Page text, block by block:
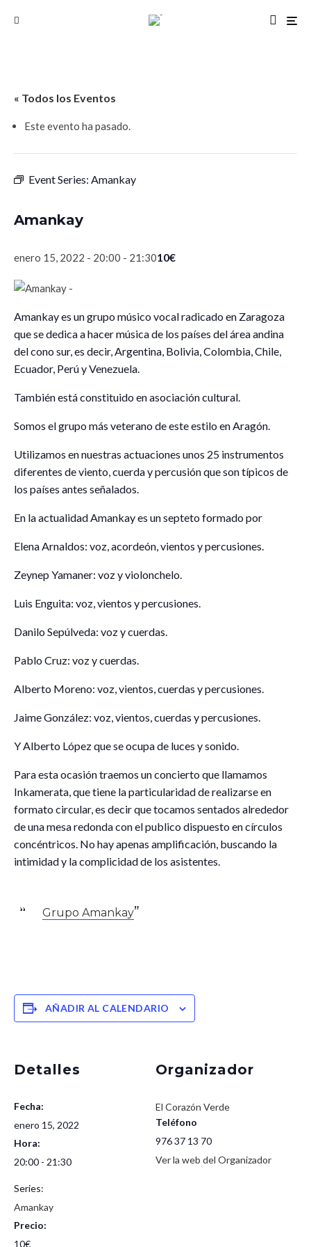
« Todos los Eventos
Este evento ha pasado.
Event Series: Amankay
Amankay
enero 15, 2022 - 20:00 - 21:3010€
Amankay es un grupo músico vocal radicado en Zaragoza
que se dedica a hacer música de los países del área andina
del cono sur, es decir, Argentina, Bolivia, Colombia, Chile,
Ecuador, Perú y Venezuela.
También está constituido en asociación cultural.
Somos el grupo más veterano de este estilo en Aragón.
Utilizamos en nuestras actuaciones unos 25 instrumentos
diferentes de viento, cuerda y percusión que son típicos de
los países antes señalados.
En la actualidad Amankay es un septeto formado por
Elena Arnaldos: voz, acordeón, vientos y percusiones.
Zeynep Yamaner: voz y violonchelo.
Luis Enguita: voz, vientos y percusiones.
Danilo Sepúlveda: voz y cuerdas.
Pablo Cruz: voz y cuerdas.
Alberto Moreno: voz, vientos, cuerdas y percusiones.
Jaime González: voz, vientos, cuerdas y percusiones.
Y Alberto López que se ocupa de luces y sonido.
Para esta ocasión traemos un concierto que llamamos
Inkamerata, que tiene la particularidad de realizarse en
formato circular, es decir que tocamos sentados alrededor
de una mesa redonda con el publico dispuesto en círculos
concéntricos. No hay apenas amplificación, buscando la
intimidad y la complicidad de los asistentes.
Grupo Amankay
AÑADIR AL CALENDARIO
Detalles
Fecha:
enero 15, 2022
Hora:
20:00 - 21:30
Series:
Amankay
Precio:
10€
Organizador
El Corazón Verde
Teléfono
976 37 13 70
Ver la web del Organizador